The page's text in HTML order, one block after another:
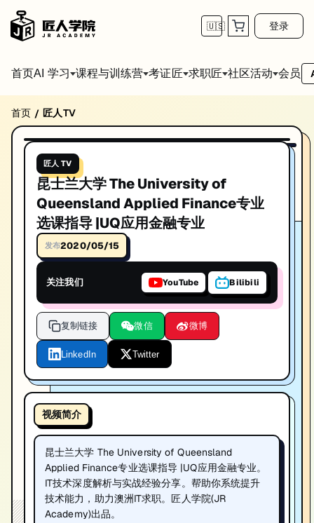
🇺🇸 登录
首页AI 学习 课程与训练营 考证匠 求职匠 社区活动 会员
昆士兰大学 The University of Queensland
昆士兰大学 The University of Queensland Applied Finance专业选课
发布日期: 2020/1/10
本视频由匠人学院提供，涵盖IT技术相关知识点，帮助你系统学习和提
首页 / 匠人TV
播放视频
匠人 TV
昆士兰大学 The University of
Queensland Applied Finance专业
选课指导 |UQ应用金融专业
发布2020/05/15
关注我们 YouTube Bilibili
复制链接 微信 微博
LinkedIn Twitter
视频简介
昆士兰大学 The University of Queensland
Applied Finance专业选课指导 |UQ应用金融专业。
IT技术深度解析与实战经验分享。帮助你系统提升
技术能力，助力澳洲IT求职。匠人学院(JR
Academy)出品。